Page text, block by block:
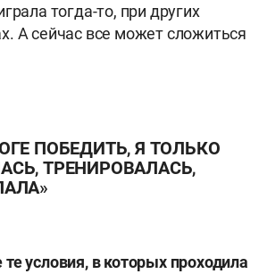
тогда-то, при других
А сейчас все может сложиться
ПОБЕДИТЬ, Я ТОЛЬКО
ТРЕНИРОВАЛАСЬ,
условия, в которых проходила